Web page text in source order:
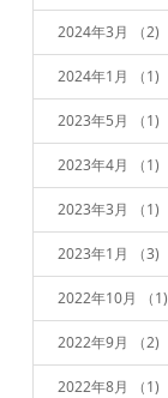
2024年3月 （2)
2024年1月 （1)
2023年5月 （1)
2023年4月 （1)
2023年3月 （1)
2023年1月 （3)
2022年10月 （1)
2022年9月 （2)
2022年8月 （1)